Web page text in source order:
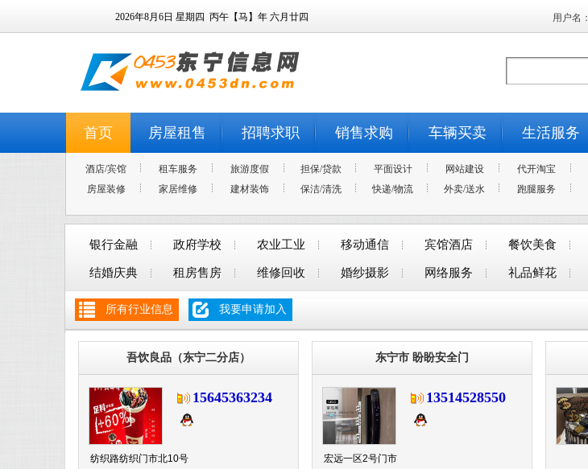
2026年8月6日 星期四 丙午【马】年 六月廿四 用户名：
首页 房屋租售 招聘求职 销售求购 车辆买卖 生活服务
酒店/宾馆 租车服务 旅游度假 担保/贷款 平面设计 网站建设 代开淘宝
房屋装修
家居维修 建材装饰 保洁/清洗 快递/物流 外卖/送水 跑腿服务
银行金融 政府学校 农业工业 移动通信 宾馆酒店 餐饮美食
结婚庆典 租房售房 维修回收 婚纱摄影 网络服务 礼品鲜花
所有行业信息 我要申请加入
吾饮良品（东宁二分店）
15645363234
纺织路纺织门市北10号
东宁市 盼盼安全门
13514528550
宏远一区2号门市